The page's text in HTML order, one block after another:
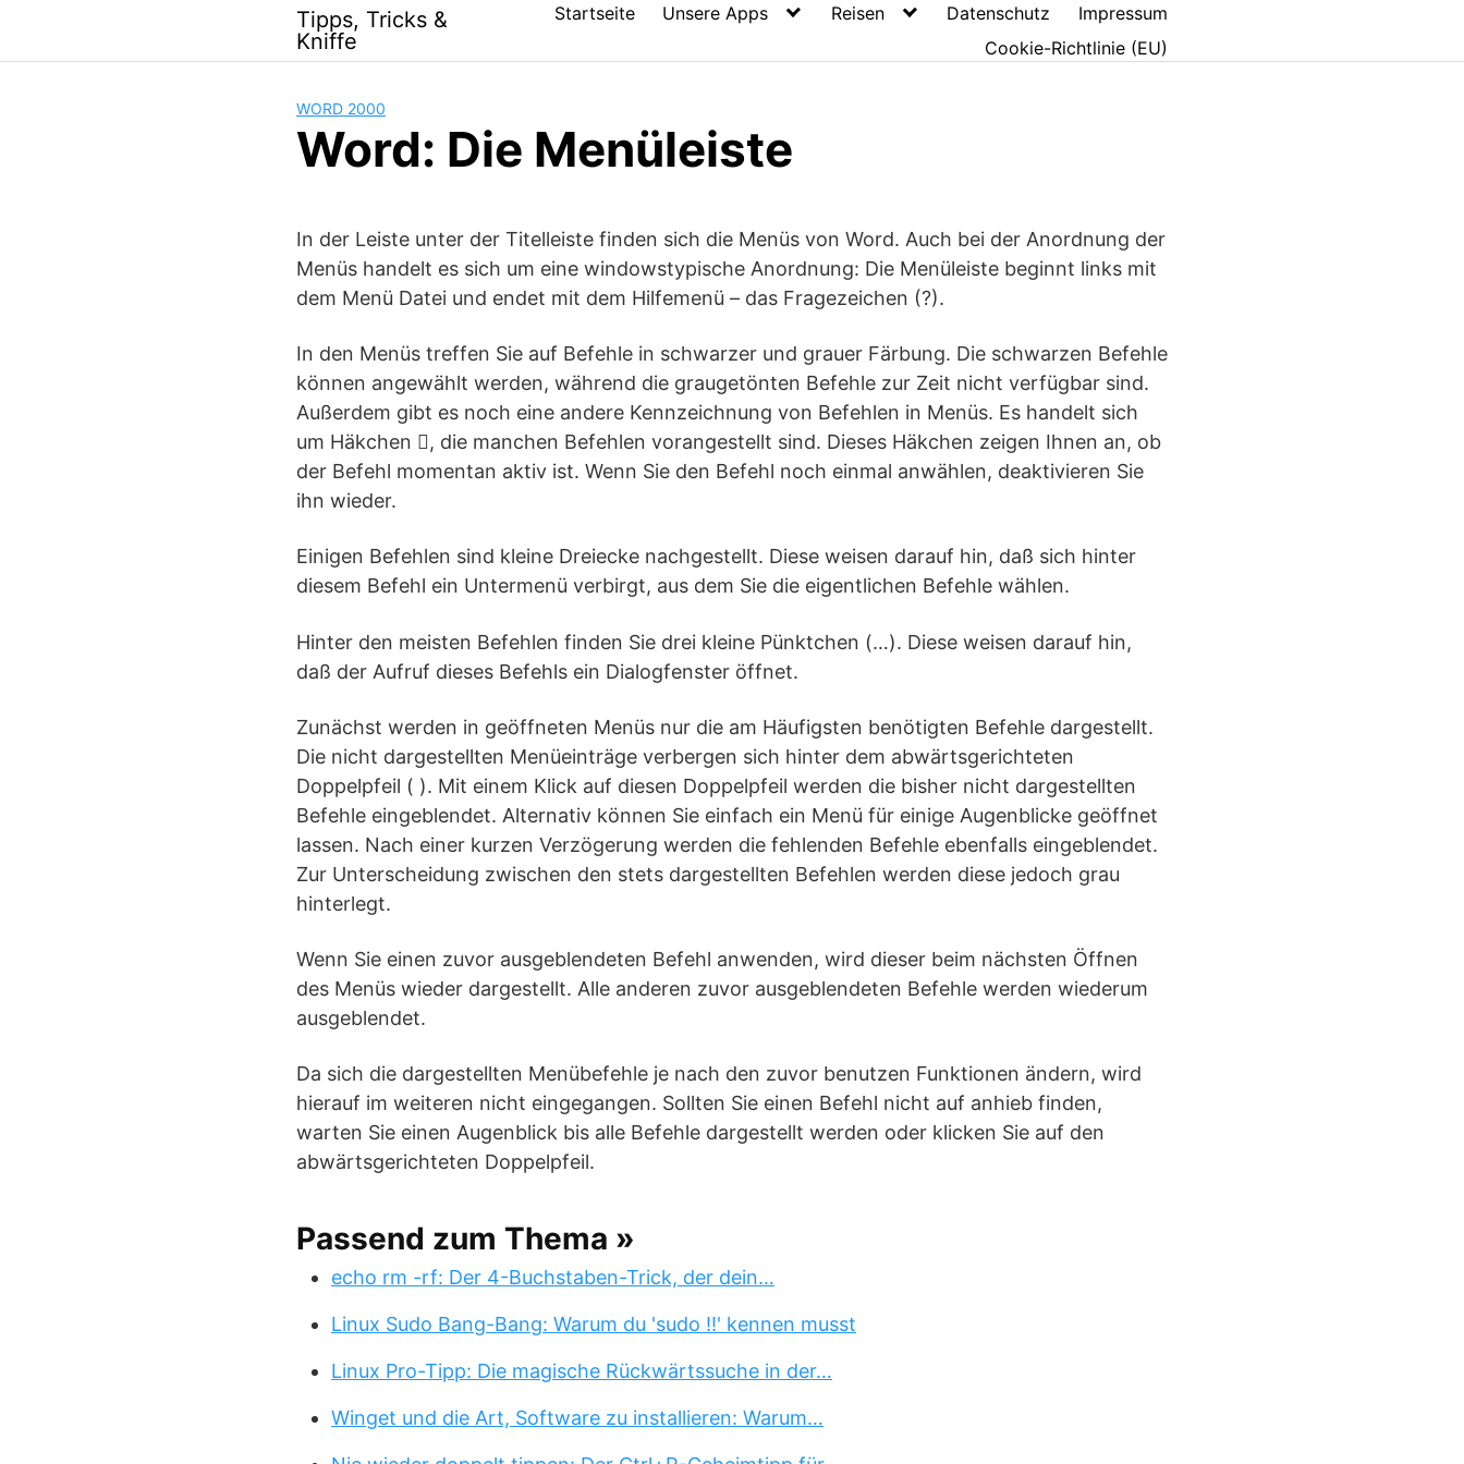
content
Tipps, Tricks &
Kniffe
Startseite Unsere Apps Reisen Datenschutz
Impressum
Cookie-Richtlinie (EU)
WORD 2000
Word: Die Menüleiste
In der Leiste unter der Titelleiste finden sich die Menüs von Word. Auch bei der Anordnung der
Menüs handelt es sich um eine windowstypische Anordnung: Die Menüleiste beginnt links mit
dem Menü Datei und endet mit dem Hilfemenü – das Fragezeichen (?).
In den Menüs treffen Sie auf Befehle in schwarzer und grauer Färbung. Die schwarzen Befehle
können angewählt werden, während die graugetönten Befehle zur Zeit nicht verfügbar sind.
Außerdem gibt es noch eine andere Kennzeichnung von Befehlen in Menüs. Es handelt sich
um Häkchen , die manchen Befehlen vorangestellt sind. Dieses Häkchen zeigen Ihnen an, ob
der Befehl momentan aktiv ist. Wenn Sie den Befehl noch einmal anwählen, deaktivieren Sie
ihn wieder.
Einigen Befehlen sind kleine Dreiecke nachgestellt. Diese weisen darauf hin, daß sich hinter
diesem Befehl ein Untermenü verbirgt, aus dem Sie die eigentlichen Befehle wählen.
Hinter den meisten Befehlen finden Sie drei kleine Pünktchen (…). Diese weisen darauf hin,
daß der Aufruf dieses Befehls ein Dialogfenster öffnet.
Zunächst werden in geöffneten Menüs nur die am Häufigsten benötigten Befehle dargestellt.
Die nicht dargestellten Menüeinträge verbergen sich hinter dem abwärtsgerichteten
Doppelpfeil ( ). Mit einem Klick auf diesen Doppelpfeil werden die bisher nicht dargestellten
Befehle eingeblendet. Alternativ können Sie einfach ein Menü für einige Augenblicke geöffnet
lassen. Nach einer kurzen Verzögerung werden die fehlenden Befehle ebenfalls eingeblendet.
Zur Unterscheidung zwischen den stets dargestellten Befehlen werden diese jedoch grau
hinterlegt.
Wenn Sie einen zuvor ausgeblendeten Befehl anwenden, wird dieser beim nächsten Öffnen
des Menüs wieder dargestellt. Alle anderen zuvor ausgeblendeten Befehle werden wiederum
ausgeblendet.
Da sich die dargestellten Menübefehle je nach den zuvor benutzen Funktionen ändern, wird
hierauf im weiteren nicht eingegangen. Sollten Sie einen Befehl nicht auf anhieb finden,
warten Sie einen Augenblick bis alle Befehle dargestellt werden oder klicken Sie auf den
abwärtsgerichteten Doppelpfeil.
Passend zum Thema »
echo rm -rf: Der 4-Buchstaben-Trick, der dein…
Linux Sudo Bang-Bang: Warum du 'sudo !!' kennen musst
Linux Pro-Tipp: Die magische Rückwärtssuche in der…
Winget und die Art, Software zu installieren: Warum…